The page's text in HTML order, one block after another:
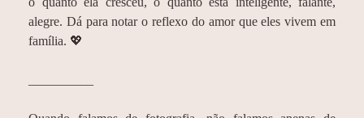
alegre. Dá para notar o reflexo do amor que eles vivem em
família. 💖